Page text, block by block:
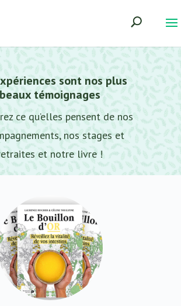
sont nos plus
beaux témoignages
ce qu’elles pensent de nos
nos stages et
et notre livre !